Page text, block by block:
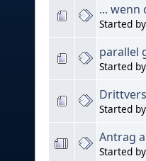
... wenn
Started by
parallel
Started by
Started by
Antrag
Started by